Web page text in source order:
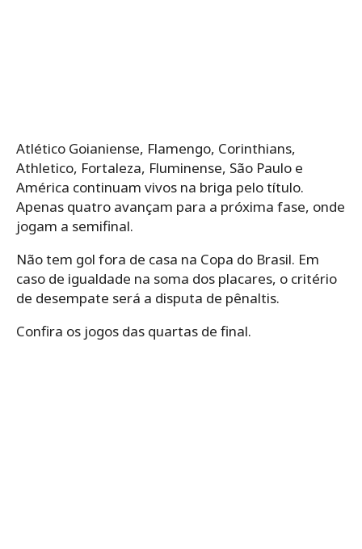
Atlético Goianiense, Flamengo, Corinthians,
Athletico, Fortaleza, Fluminense, São Paulo e
América continuam vivos na briga pelo título.
Apenas quatro avançam para a próxima fase, onde
jogam a semifinal.
Não tem gol fora de casa na Copa do Brasil. Em
caso de igualdade na soma dos placares, o critério
de desempate será a disputa de pênaltis.
Confira os jogos das quartas de final.